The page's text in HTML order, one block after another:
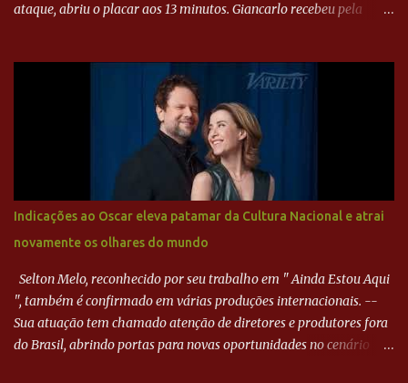
ataque, abriu o placar aos 13 minutos. Giancarlo recebeu pela
Paraná ampliou a vantagem aos 21 minutos. Éverton Garroni
desviou cruzamento de cabeça e, mesmo de costas, incidiu o canto
direito de Harlei. O goleiro esmeraldino se esticou e até tocou na
bola, mas não o suficiente para desviar sua trajetória. O ataque do
Goiás era nulo, tanto que o Paraná seguiu em cima. Aos 32
minutos, Jefferson cabeceou e Harlei fez grande defesa. Seis
minutos depois, Wellington encheu o pé e quase surpreendeu o
goleiro rival, que novamente defendeu. No fim, Jefferson teve
outra boa chance, mas parou no goleiro. Gol para matar espera...
Indicações ao Oscar eleva patamar da Cultura Nacional e atrai
novamente os olhares do mundo
Selton Melo, reconhecido por seu trabalho em " Ainda Estou Aqui
", também é confirmado em várias produções internacionais. --
Sua atuação tem chamado atenção de diretores e produtores fora
do Brasil, abrindo portas para novas oportunidades no cenário